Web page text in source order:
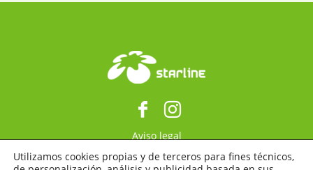
Aviso legal
Política de privacidad
Utilizamos cookies propias y de terceros para fines técnicos,